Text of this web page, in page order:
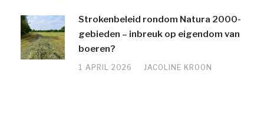
Strokenbeleid rondom Natura 2000-
gebieden – inbreuk op eigendom van
boeren?
1 APRIL 2026 JACOLINE KROON